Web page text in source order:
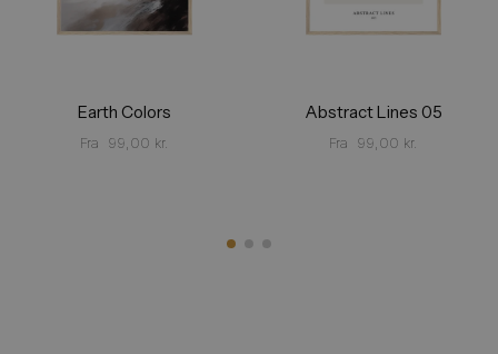
Earth Colors
Fra 99,00 kr.
Abstract Lines 05
Fra 99,00 kr.